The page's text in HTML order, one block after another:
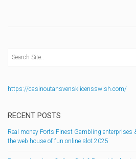
https://casinoutansvensklicensswish.com/
RECENT POSTS
Real money Ports Finest Gambling enterprises
the web house of fun online slot 2025